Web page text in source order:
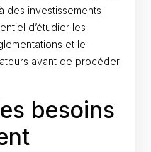
des investissements
d’étudier les
et le
avant de procéder
besoins